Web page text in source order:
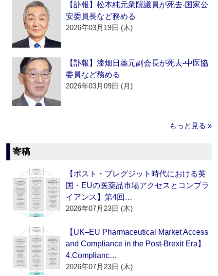
【訃報】松本純元衆院議員が死去‐国家公
安委員長など務める
2026年03月19日 (木)
【訃報】漆畑日薬元副会長が死去‐中医協
委員など務める
2026年03月09日 (月)
もっと見る »
寄稿
【ポスト・ブレグジット時代における英
国・EUの医薬品市場アクセスとコンプラ
イアンス】第4回…
2026年07月23日 (木)
【UK–EU Pharmaceutical Market Access
and Compliance in the Post-Brexit Era】
4.Complianc…
2026年07月23日 (木)